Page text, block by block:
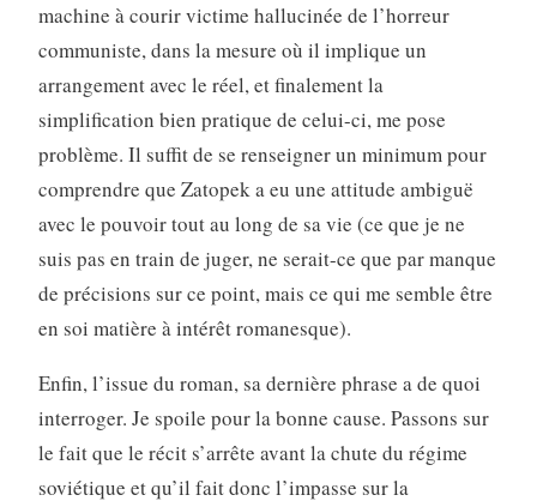
machine à courir victime hallucinée de l’horreur
communiste, dans la mesure où il implique un
arrangement avec le réel, et finalement la
simplification bien pratique de celui-ci, me pose
problème. Il suffit de se renseigner un minimum pour
comprendre que Zatopek a eu une attitude ambiguë
avec le pouvoir tout au long de sa vie (ce que je ne
suis pas en train de juger, ne serait-ce que par manque
de précisions sur ce point, mais ce qui me semble être
en soi matière à intérêt romanesque).
Enfin, l’issue du roman, sa dernière phrase a de quoi
interroger. Je spoile pour la bonne cause. Passons sur
le fait que le récit s’arrête avant la chute du régime
soviétique et qu’il fait donc l’impasse sur la